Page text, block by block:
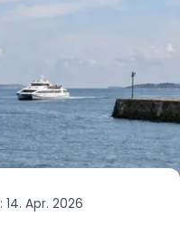
: 14. Apr. 2026